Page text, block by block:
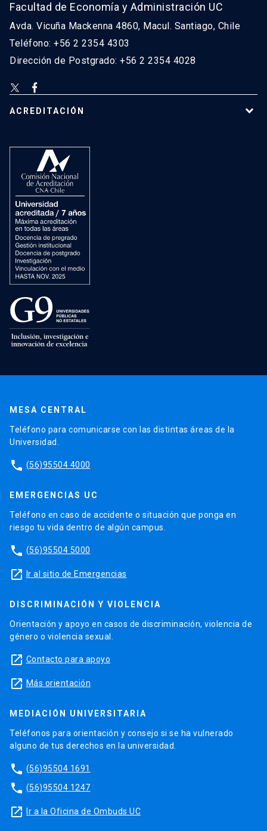
Facultad de Economía y Administración UC
Avda. Vicuña Mackenna 4860, Macul. Santiago, Chile
Teléfono: +56 2 2354 4303
Dirección de Postgrado: +56 2 2354 4028
ACREDITACIÓN
MESA CENTRAL
Teléfono para comunicarse con las distintas áreas de la
Universidad.
phone (56)95504 4000
EMERGENCIAS UC
Teléfono en caso de accidente o situación que ponga en
riesgo tu vida dentro de algún campus.
phone (56)95504 5000
launch Ir al sitio de Emergencias
DISCRIMINACIÓN Y VIOLENCIA
Orientación y apoyo en casos de discriminación, violencia de
género o violencia sexual.
launch Contacto para apoyo
launch Más orientación
MEDIACIÓN UNIVERSITARIA
Teléfonos para orientación y consejo si se ha vulnerado
alguno de tus derechos en la universidad.
phone (56)95504 1691
phone (56)95504 1247
launch Ir a la Oficina de Ombuds UC